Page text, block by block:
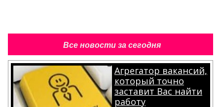
Все новости за сегодня
Агрегатор вакансий,
который точно
заставит Вас найти
работу